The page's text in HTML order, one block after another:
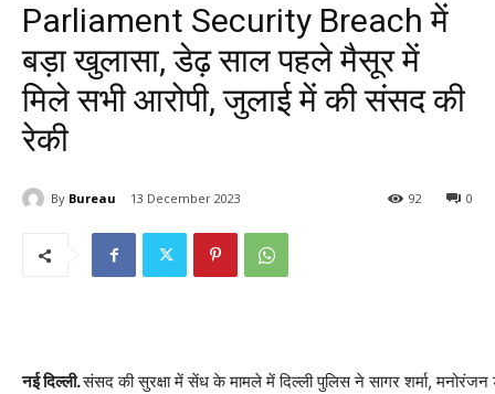
Parliament Security Breach में
बड़ा खुलासा, डेढ़ साल पहले मैसूर में
मिले सभी आरोपी, जुलाई में की संसद की
रेकी
By Bureau 13 December 2023 0
92
नई दिल्‍ली.संसद की सुरक्षा में सेंध के मामले में दिल्‍ली पुलिस ने सागर शर्मा,